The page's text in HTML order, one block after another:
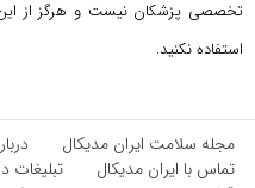
تخصصی پزشکان نیست و هرگز از
استفاده نکنید.
مجله سلامت ایران مدیکال
تماس با ایران مدیکال
تبلیغات